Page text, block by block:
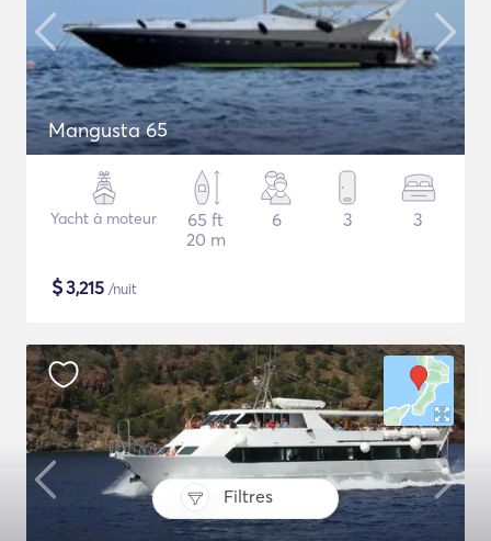
Filtres
Mangusta 65
Yacht à moteur
65 ft
20 m
6 3 3
$3,215 /nuit